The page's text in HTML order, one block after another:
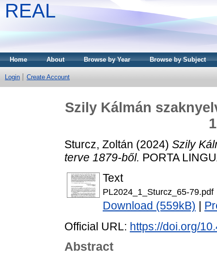
REAL
Home About Browse by Year Browse by Subject
Login Create Account
Szily Kálmán
Sturcz, Zoltán (2024) Szily
terve 1879-ből. PORTA
Text
PL2024_1_Sturcz_65-79.pdf
Download (559kB)
Official URL: https://doi.org/
Abstract